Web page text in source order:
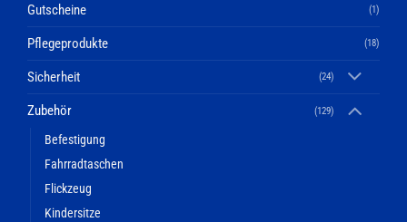
Gutscheine (1)
Pflegeprodukte (18)
Sicherheit (24)
Zubehör (129)
Befestigung
Fahrradtaschen
Flickzeug
Kindersitze